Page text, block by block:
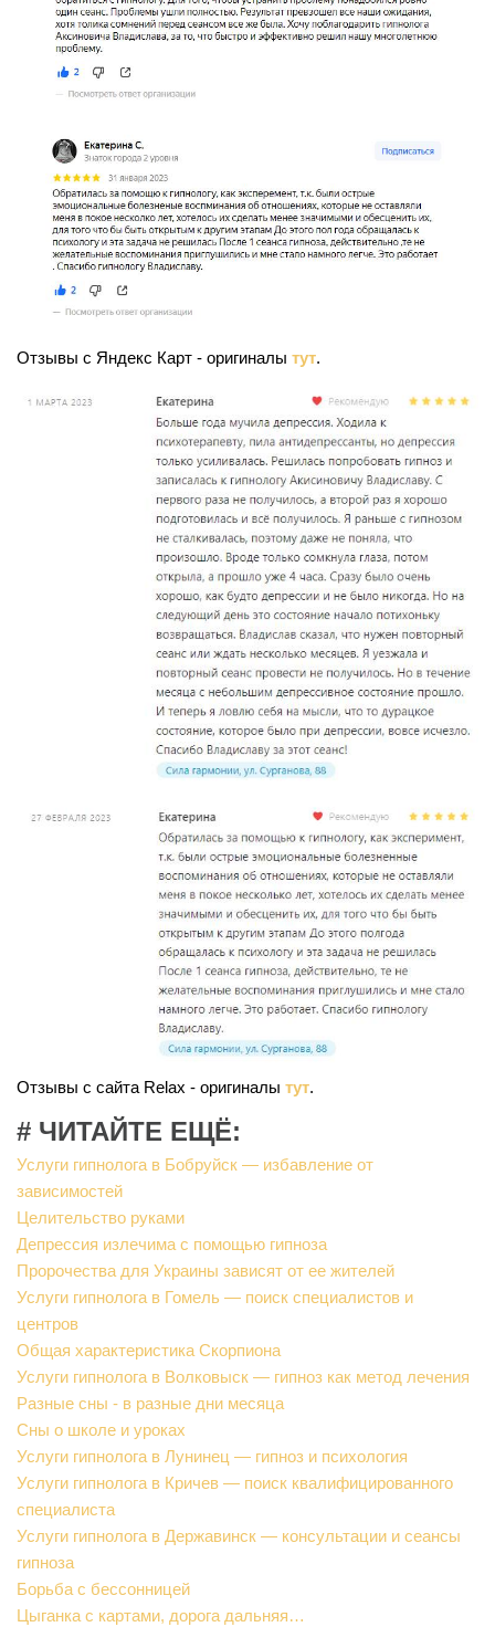
Отзывы с Яндекс Карт - оригиналы тут.
Отзывы с сайта Relax - оригиналы тут.
# ЧИТАЙТЕ ЕЩЁ:
Услуги гипнолога в Бобруйск — избавление от
зависимостей
Целительство руками
Депрессия излечима с помощью гипноза
Пророчества для Украины зависят от ее жителей
Услуги гипнолога в Гомель — поиск специалистов и
центров
Общая характеристика Скорпиона
Услуги гипнолога в Волковыск — гипноз как метод лечения
Разные сны - в разные дни месяца
Сны о школе и уроках
Услуги гипнолога в Лунинец — гипноз и психология
Услуги гипнолога в Кричев — поиск квалифицированного
специалиста
Услуги гипнолога в Державинск — консультации и сеансы
гипноза
Борьба с бессонницей
Цыганка с картами, дорога дальняя…